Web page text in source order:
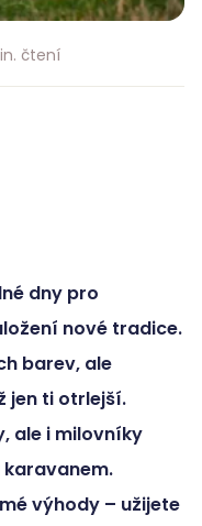
čtení
dny pro
nové tradice.
barev, ale
jen ti otrlejší.
ale i milovníky
výhody – užijete